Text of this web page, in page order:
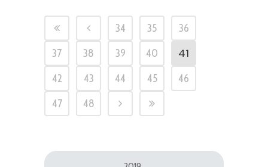
34 35
36
37
38 39 40 41
42 43 44 45
46
47
48